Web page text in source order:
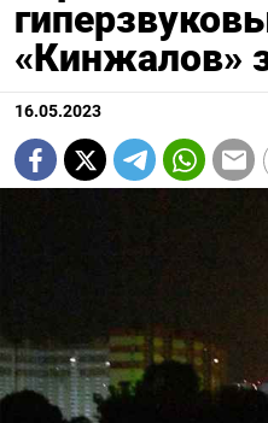
«Кинжалов»
16.05.2023